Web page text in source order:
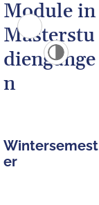
Module in
Masterstu
diengänge
n
Wintersemest
er